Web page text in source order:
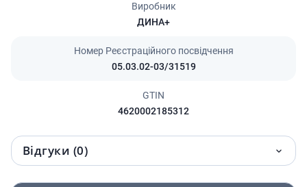
Виробник
ДИНА+
Номер Реєстраційного посвідчення
05.03.02-03/31519
GTIN
4620002185312
Відгуки (0)